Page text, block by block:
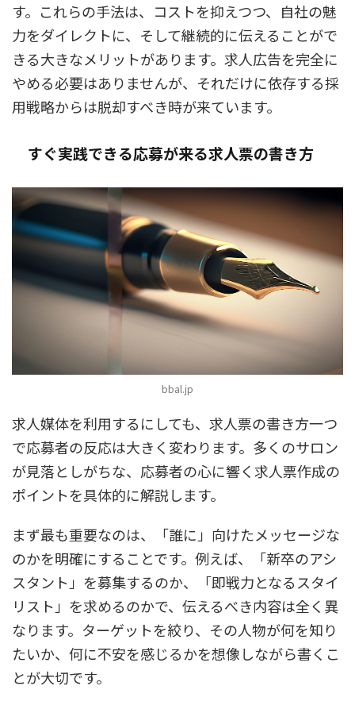
す。これらの手法は、コストを抑えつつ、自社の魅
力をダイレクトに、そして継続的に伝えることがで
きる大きなメリットがあります。求人広告を完全に
やめる必要はありませんが、それだけに依存する採
用戦略からは脱却すべき時が来ています。
すぐ実践できる応募が来る求人票の書き方
bbal.jp
求人媒体を利用するにしても、求人票の書き方一つ
で応募者の反応は大きく変わります。多くのサロン
が見落としがちな、応募者の心に響く求人票作成の
ポイントを具体的に解説します。
まず最も重要なのは、
「誰に」向けたメッセージな
のかを明確にすることです。例えば、「新卒のアシ
スタント」を募集するのか、「即戦力となるスタイ
リスト」を求めるのかで、伝えるべき内容は全く異
なります。ターゲットを絞り、その人物が何を知り
たいか、何に不安を感じるかを想像しながら書くこ
とが大切です。